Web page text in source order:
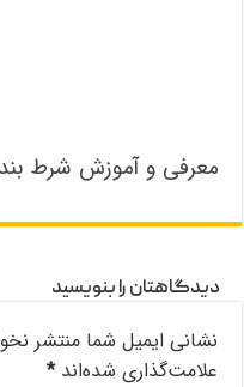
معرفی و آموزش شرط
دیدگاهتان را بنویسید
نشانی ایمیل شما منتشر
علامت‌گذاری شده‌اند*